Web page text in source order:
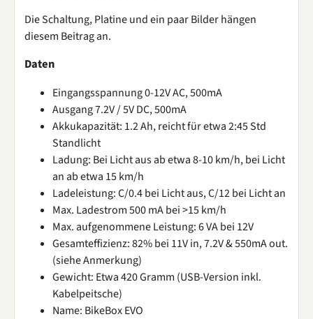
Die Schaltung, Platine und ein paar Bilder hängen
diesem Beitrag an.
Daten
Eingangsspannung 0-12V AC, 500mA
Ausgang 7.2V / 5V DC, 500mA
Akkukapazität: 1.2 Ah, reicht für etwa 2:45 Std
Standlicht
Ladung: Bei Licht aus ab etwa 8-10 km/h, bei Licht
an ab etwa 15 km/h
Ladeleistung: C/0.4 bei Licht aus, C/12 bei Licht an
Max. Ladestrom 500 mA bei >15 km/h
Max. aufgenommene Leistung: 6 VA bei 12V
Gesamteffizienz: 82% bei 11V in, 7.2V & 550mA out.
(siehe Anmerkung)
Gewicht: Etwa 420 Gramm (USB-Version inkl.
Kabelpeitsche)
Name: BikeBox EVO